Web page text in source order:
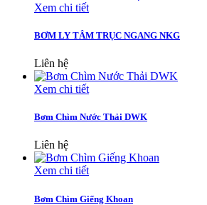
Xem chi tiết
BƠM LY TÂM TRỤC NGANG NKG
Liên hệ
Xem chi tiết
Bơm Chìm Nước Thải DWK
Liên hệ
Xem chi tiết
Bơm Chìm Giếng Khoan